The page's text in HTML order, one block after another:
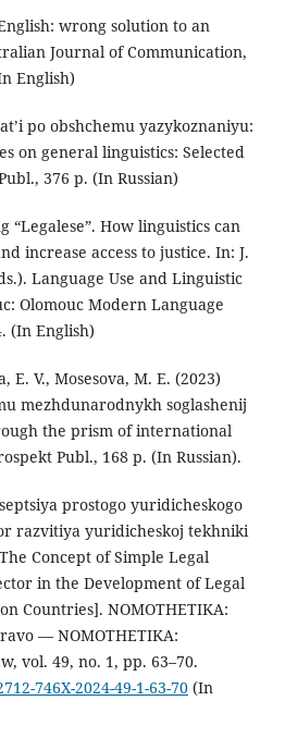
wrong solution to an
Journal of Communication,
English)
po obshchemu yazykoznaniyu:
on general linguistics: Selected
376 p. (In Russian)
“Legalese”. How linguistics can
increase access to justice. In: J.
Language Use and Linguistic
Olomouc Modern Language
(In English)
E. V., Mosesova, M. E. (2023)
mezhdunarodnykh soglashenij
the prism of international
Publ., 168 p. (In Russian).
prostogo yuridicheskogo
razvitiya yuridicheskoj tekhniki
Concept of Simple Legal
in the Development of Legal
Countries]. NOMOTHETIKA:
— NOMOTHETIKA:
vol. 49, no. 1, pp. 63–70.
746X-2024-49-1-63-70(In